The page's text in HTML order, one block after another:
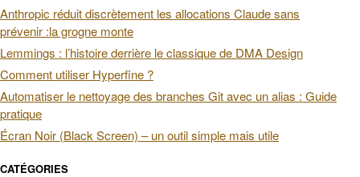
Anthropic réduit discrètement les allocations Claude sans
prévenir :la grogne monte
Lemmings : l’histoire derrière le classique de DMA Design
Comment utiliser Hyperfine ?
Automatiser le nettoyage des branches Git avec un alias : Guide
pratique
Écran Noir (Black Screen) – un outil simple mais utile
CATÉGORIES